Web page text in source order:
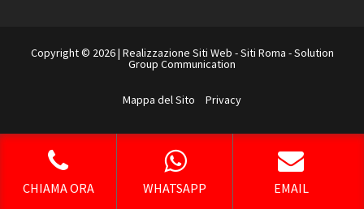
Copyright © 2026 | Realizzazione Siti Web -Siti Roma -Solution
Group Communication
Mappa del Sito Privacy
CHIAMA ORA WHATSAPP EMAIL